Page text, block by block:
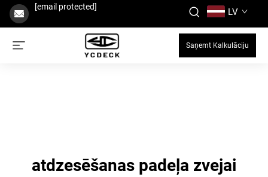
[email protected] LV
Saņemt Kalkulāciju
atdzesēšanas padeļa zvejai